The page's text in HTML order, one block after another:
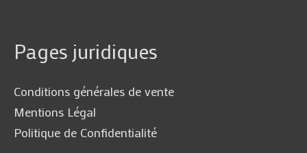
Pages juridiques
Conditions générales de vente
Mentions Légal
Politique de Confidentialité